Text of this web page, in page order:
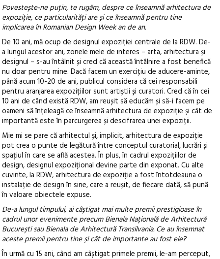
Povestește-ne puțin, te rugăm, despre ce înseamnă arhitectura de
expoziție, ce particularități are și ce înseamnă pentru tine
implicarea în Romanian Design Week an de an.
De 10 ani, mă ocup de designul expoziției centrale de la RDW. De-
a lungul acestor ani, zonele mele de interes – arta, arhitectura și
designul – s-au întâlnit și cred că această întâlnire a fost benefică
nu doar pentru mine. Dacă facem un exercițiu de aducere-aminte,
până acum 10-20 de ani, publicul considera că cei responsabili
pentru aranjarea expozițiilor sunt artiștii și curatori. Cred că în cei
10 ani de când există RDW, am reușit să educăm și să-i facem pe
oameni să înțeleagă ce înseamnă arhitectura de expoziție și cât de
importantă este în parcurgerea și descifrarea unei expoziții.
Mie mi se pare că arhitectul și, implicit, arhitectura de expoziție
pot crea o punte de legătură între conceptul curatorial, lucrări și
spațiul în care se află acestea. În plus, în cadrul expozițiilor de
design, designul expozițional devine parte din exponat. Cu alte
cuvinte, la RDW, arhitectura de expoziție a fost întotdeauna o
instalație de design în sine, care a reușit, de fiecare dată, să pună
în valoare obiectele expuse.
De-a lungul timpului, ai câștigat mai multe premii prestigioase în
cadrul unor evenimente precum Bienala Națională de Arhitectură
București sau Bienala de Arhitectură Transilvania. Ce au însemnat
aceste premii pentru tine și cât de importante au fost ele?
În urmă cu 15 ani, când am câștigat primele premii, le-am perceput,